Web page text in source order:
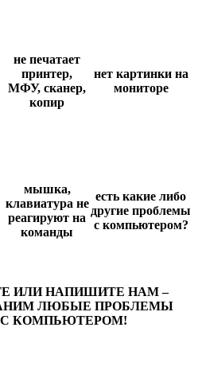
не печатает
принтер,
МФУ, сканер,
копир
нет картинки на
мониторе
мышка,
клавиатура не
реагируют на
команды
есть какие либо
другие проблемы
с компьютером?
ИЛИ НАПИШИТЕ НАМ –
ЛЮБЫЕ ПРОБЛЕМЫ
КОМПЬЮТЕРОМ!